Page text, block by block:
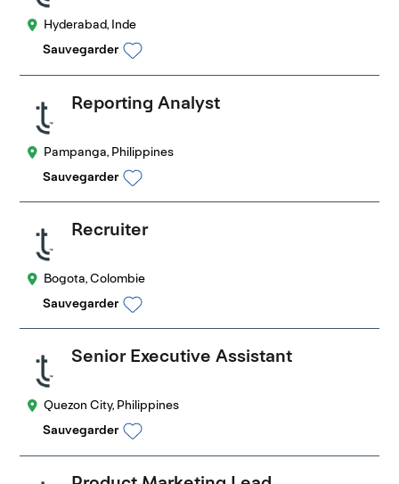
Hyderabad, Inde
Sauvegarder
Reporting Analyst
Pampanga, Philippines
Sauvegarder
Recruiter
Bogota, Colombie
Sauvegarder
Senior Executive Assistant
Quezon City, Philippines
Sauvegarder